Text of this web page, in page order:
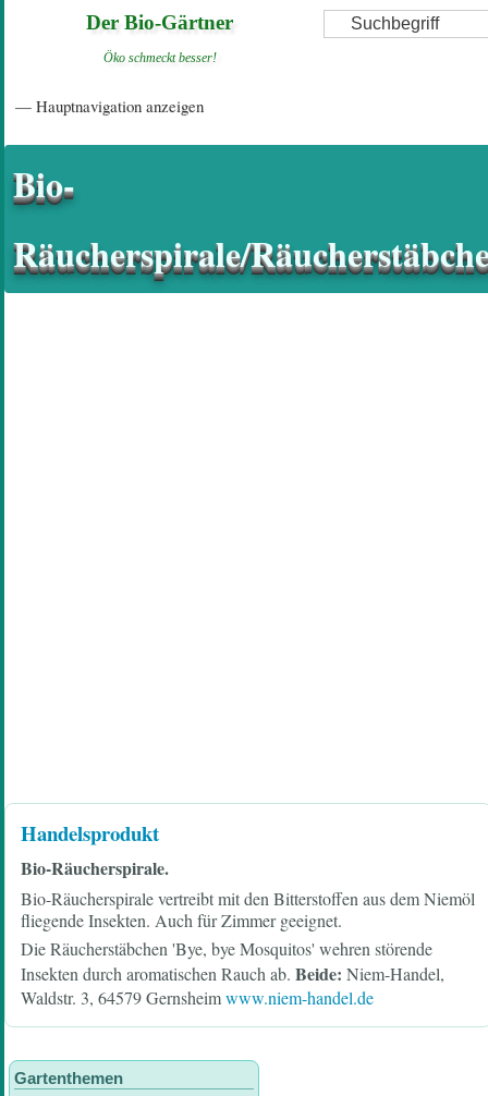
Suche
Der Bio-Gärtner
Öko schmeckt besser!
— Hauptnavigation anzeigen
Bio-
Räucherspirale/
Handelsprodukt
Bio-Räucherspirale.
Bio-Räucherspirale vertreibt mit den Bitterstoffen aus dem Niemöl
fliegende Insekten. Auch für Zimmer geeignet.
Die Räucherstäbchen 'Bye, bye Mosquitos' wehren störende
Insekten durch aromatischen Rauch ab. Beide: Niem-Handel,
Waldstr. 3, 64579 Gernsheimwww.niem-handel.de
Gartenthemen